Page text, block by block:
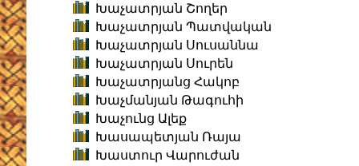
Խաչատրյան Շողեր
Խաչատրյան Պատվական
Խաչատրյան Սուսաննա
Խաչատրյան Սուրեն
Խաչատրյանց Հակոբ
Խաչմանյան Թագուհի
Խաչունց Ալեք
Խասապետյան Ռայա
Խաստուր Վարուժան